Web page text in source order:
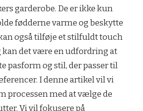
garderobe. De er ikke kun
fødderne varme og beskytte
også tilføje et stilfuldt touch
kan det være en udfordring at
pasform og stil, der passer til
I denne artikel vil vi
processen med at vælge de
Vi vil fokusere på